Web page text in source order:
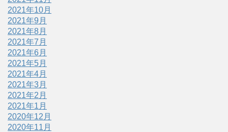
2021年10月
2021年9月
2021年8月
2021年7月
2021年6月
2021年5月
2021年4月
2021年3月
2021年2月
2021年1月
2020年12月
2020年11月